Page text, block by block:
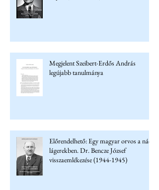
Megjelent Szeibert-Erdős András
legújabb tanulmánya
Előrendelhető: Egy magyar orvos a náci
lágerekben. Dr. Bencze József
visszaemlékezése (1944-1945)